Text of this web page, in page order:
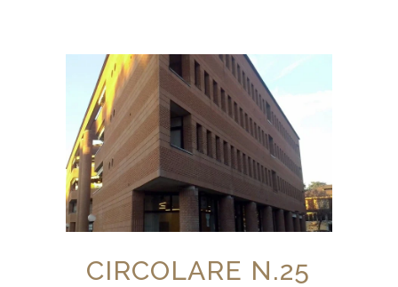
CIRCOLARE N.25